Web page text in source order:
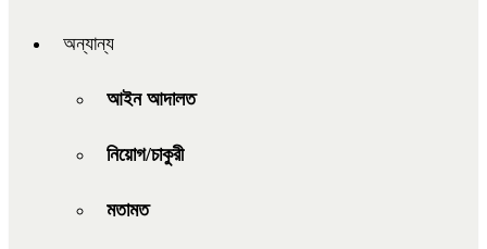
অন্যান্য
আইন আদালত
নিয়োগ/চাকুরী
মতামত